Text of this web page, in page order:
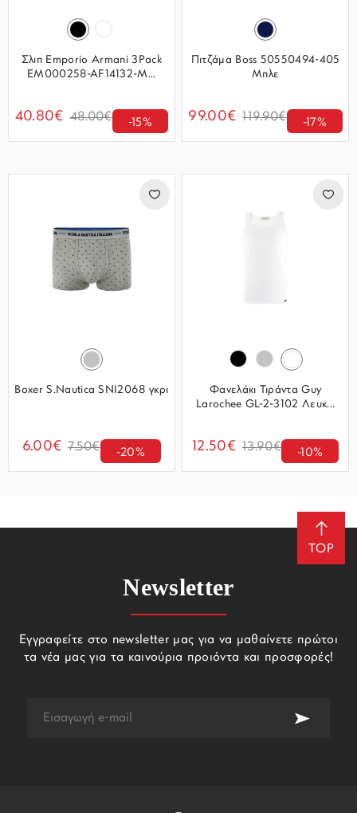
Σλιπ Emporio Armani 3Pack
EM000258-AF14132-M...
40.80€ 48.00€ -15%
Πιτζάμα Boss 50550494-405
Μπλε
99.00€ 119.90€ -17%
Boxer S.Nautica SNI2068 γκρι
6.00€ 7.50€ -20%
Φανελάκι Τιράντα Guy
Larochee GL-2-3102 Λευκ...
12.50€ 13.90€ -10%
TOP
Newsletter
Εγγραφείτε στο newsletter μας για να μαθαίνετε πρώτοι
τα νέα μας για τα καινούρια προιόντα και προσφορές!